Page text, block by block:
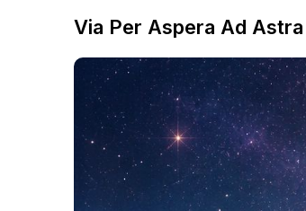
Via Per Aspera Ad Astra